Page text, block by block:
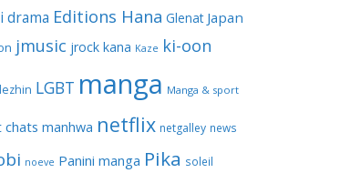
drama Editions Hana Glenat Japan
jmusic jrock kana Kaze ki-oon
lezhin LGBT manga Manga & sport
chats manhwa netflix netgalley news
noeve Panini manga Pika soleil